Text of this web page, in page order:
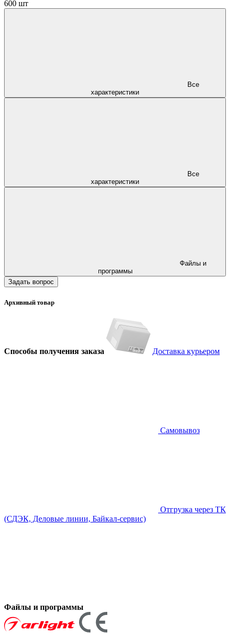
600 шт
характеристики
характеристики
программы
Задать вопрос
Архивный товар
Способы получения заказа Доставка курьером
Самовывоз
Отгрузка через ТК
(СДЭК, Деловые линии, Байкал-сервис)
Файлы и программы